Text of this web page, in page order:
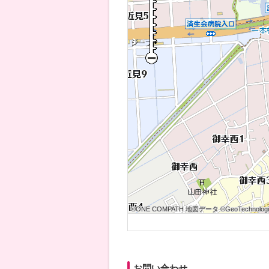
©ONE COMPATH 地図データ
©ONE COMPATH 地図データ
©ONE COMPATH 地図データ
©ONE COMPATH 地図データ
©ONE COMPATH 地図データ
©ONE COMPATH 地図データ
©ONE COMPATH 地図データ
©ONE COMPATH 地図データ
©ONE COMPATH 地図データ